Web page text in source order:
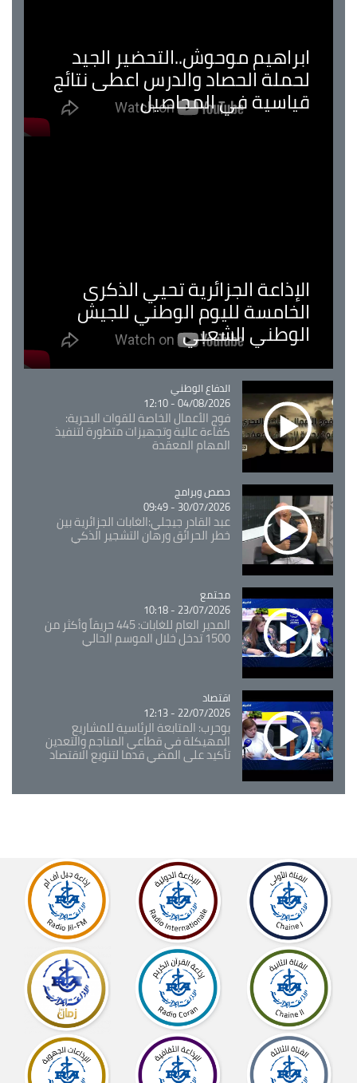
ابراهيم موحوش..التحضير الجيد
لحملة الحصاد والدرس اعطى نتائج
قياسية في المحاصيل
الإذاعة الجزائرية تحيي الذكرى
الخامسة لليوم الوطني للجيش
الوطني الشعبي
Catégorie
الدفاع الوطني
04/08/2026 - 12:10
فوج الأعمال الخاصة للقوات البحرية:
كفاءة عالية وتجهيزات متطورة لتنفيذ
المهام المعقدة
Catégorie
حصص وبرامج
30/07/2026 - 09:49
عبد القادر جيجلي:الغابات الجزائرية بين
خطر الحرائق ورهان التشجير الذكي
Catégorie
مجتمع
23/07/2026 - 10:18
المدير العام للغابات: 445 حريقاً وأكثر من
1500 تدخل خلال الموسم الحالي
Catégorie
اقتصاد
22/07/2026 - 12:13
بوحرب: المتابعة الرئاسية للمشاريع
المهيكلة في قطاعي المناجم والتعدين
تأكيد على المضي قدما لتنويع الاقتصاد